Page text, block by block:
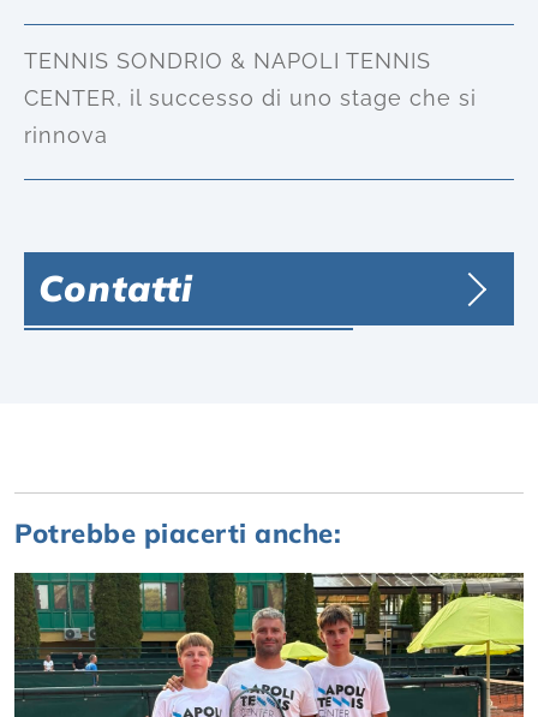
TENNIS SONDRIO & NAPOLI TENNIS
CENTER, il successo di uno stage che si
rinnova
Contatti
Potrebbe piacerti anche: